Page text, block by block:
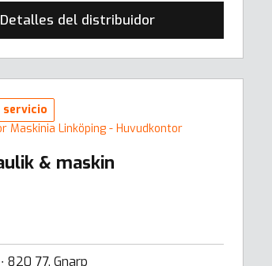
Detalles del distribuidor
servicio
Maskinia Linköping - Huvudkontor
& maskin
820 77, Gnarp